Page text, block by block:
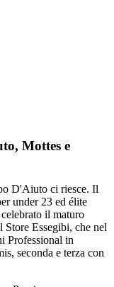
Mottes e
D'Aiuto ci riesce. Il
under 23 ed élite
il maturo
Store Essegibi, che nel
Professional in
seconda e terza con